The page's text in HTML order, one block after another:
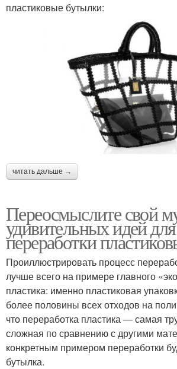
пластиковые бутылки:
читать дальше →
Переосмыслите свой
удивительных идей для
переработки
Проиллюстрировать процесс
лучше всего на примере главного
пластика: именно пластиковая
более половины всех отходов на
что переработка пластика — самая
сложная по сравнению с другими
конкретным примером переработки
бутылка.